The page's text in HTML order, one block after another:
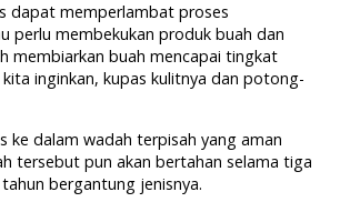
dapat memperlambat proses
perlu membekukan produk buah dan
membiarkan buah mencapai tingkat
inginkan, kupas kulitnya dan potong-
ke dalam wadah terpisah yang aman
tersebut pun akan bertahan selama tiga
bergantung jenisnya.